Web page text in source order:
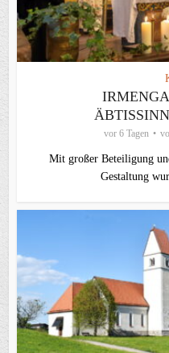
vor 6 Tagen
Mit großer Beteiligung
Gestaltung